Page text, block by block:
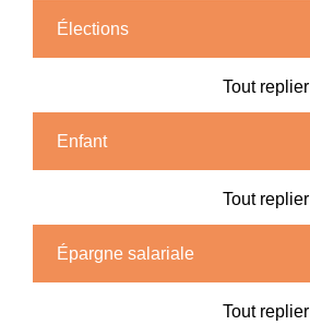
Élections
Tout replier
Enfant
Tout replier
Épargne salariale
Tout replier